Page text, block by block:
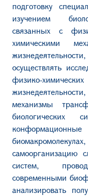
подготовку
изучением
связанных с
химическими
осуществлять
физико-
механизмы
биологических
самоорганизацию
систем,
современными
анализировать